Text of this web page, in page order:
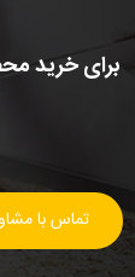
برای خرید
تماس با